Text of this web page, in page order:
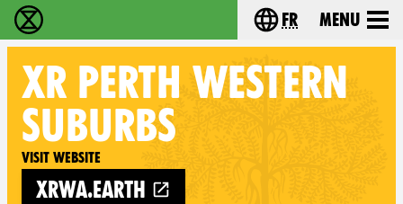
Extinction Rebellion - Home Choisissez votre
fr Menu
XR PERTH WESTERN
SUBURBS
Visit website
xrwa.earth